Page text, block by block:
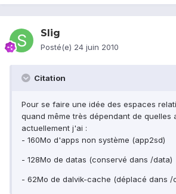
Slig
Posté(e) 24 juin 2010
Citation
Pour se faire une idée des espaces
quand même très dépendant de quelles
actuellement j'ai :
- 160Mo d'apps non système (app2sd)
- 128Mo de datas (conservé dans /data)
- 62Mo de dalvik-cache (déplacé dans /